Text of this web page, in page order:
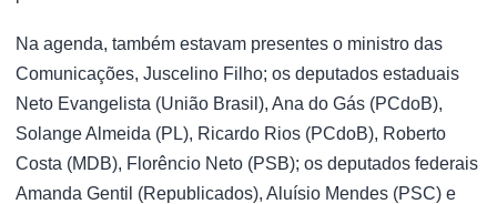
Na agenda, também estavam presentes o ministro das
Comunicações, Juscelino Filho; os deputados estaduais
Neto Evangelista (União Brasil), Ana do Gás (PCdoB),
Solange Almeida (PL), Ricardo Rios (PCdoB), Roberto
Costa (MDB), Florêncio Neto (PSB); os deputados federais
Amanda Gentil (Republicados), Aluísio Mendes (PSC) e